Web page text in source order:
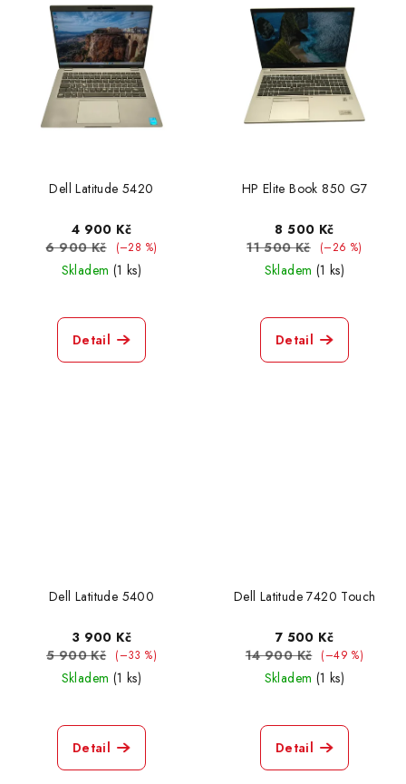
Dell Latitude 5420
4 900 Kč
6 900 Kč
(–28 %)
Skladem (1 ks)
Detail
HP Elite Book 850 G7
8 500 Kč
11 500 Kč
(–26 %)
Skladem (1 ks)
Detail
Dell Latitude 5400
3 900 Kč
5 900 Kč
(–33 %)
Skladem (1 ks)
Detail
Dell Latitude 7420 Touch
7 500 Kč
14 900 Kč (–49 %)
Skladem (1 ks)
Detail